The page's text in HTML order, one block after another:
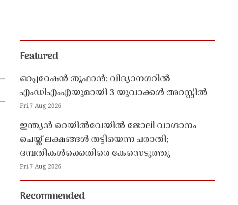
Featured
ഓപ്പറേഷൻ തൂഫാൻ; വിദ്യാനഗറിൽ
എംഡിഎംഎയുമായി 3 യുവാക്കൾ അറസ്റ്റിൽ
Fri,7 Aug 2026
ഇന്ത്യൻ റെയിൽവേയിൽ ജോലി വാഗ്ദാനം
ചെയ്ത് ലക്ഷങ്ങൾ തട്ടിയെന്ന പരാതി;
ദമ്പതികൾക്കെതിരെ കേസെടുത്തു
Fri,7 Aug 2026
Recommended